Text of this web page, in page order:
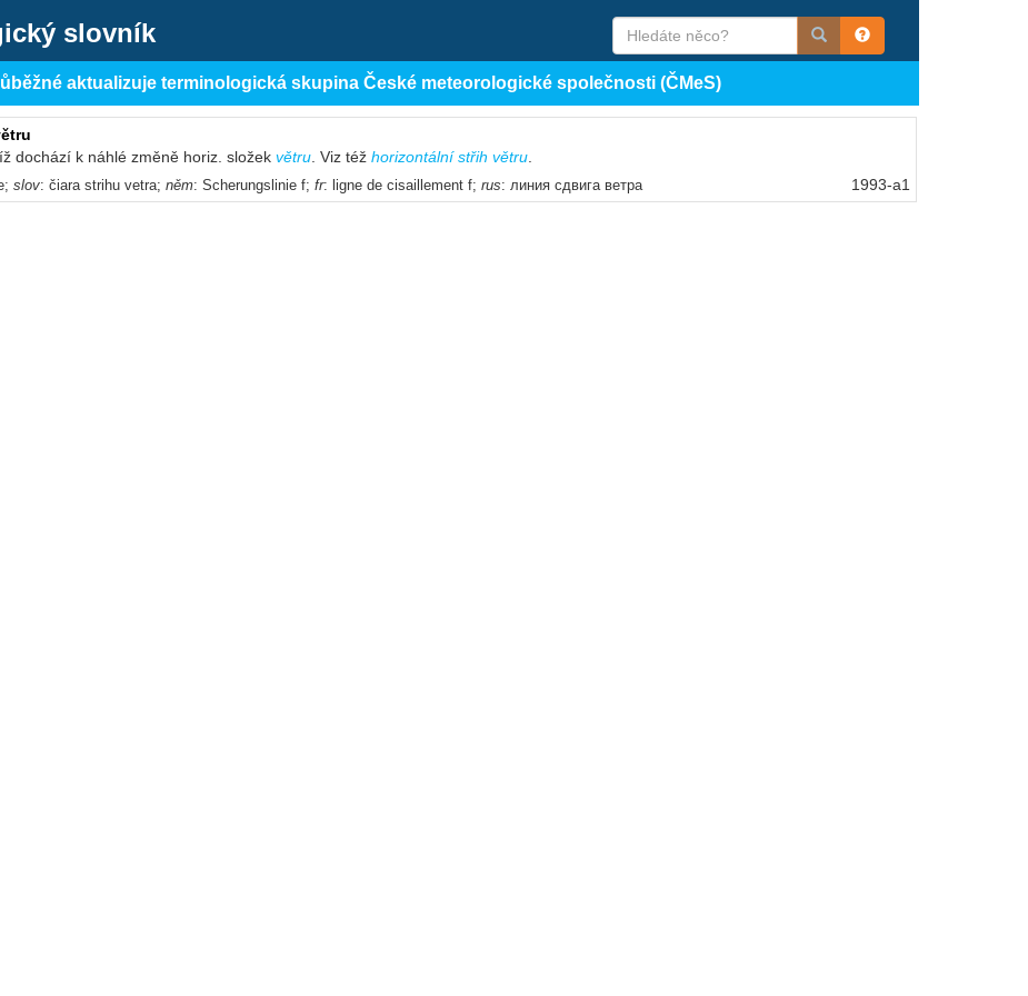
slovník
aktualizuje terminologická skupina České meteorologické společnosti (ČMeS)
dochází k náhlé změně horiz. složek větru . Viz též horizontální střih větru
slov: čiara strihu vetra; něm: Scherungslinie f; fr: ligne de cisaillement f; rus: линия сдвига ветра 1993-a1